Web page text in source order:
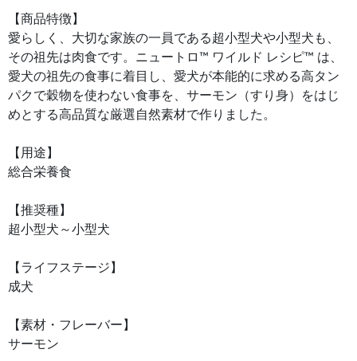
【商品特徴】
愛らしく、大切な家族の一員である超小型犬や小型犬も、
その祖先は肉食です。ニュートロ™ ワイルド レシピ™ は、
愛犬の祖先の食事に着目し、愛犬が本能的に求める高タン
パクで穀物を使わない食事を、サーモン（すり身）をはじ
めとする高品質な厳選自然素材で作りました。
【用途】
総合栄養食
【推奨種】
超小型犬～小型犬
【ライフステージ】
成犬
【素材・フレーバー】
サーモン